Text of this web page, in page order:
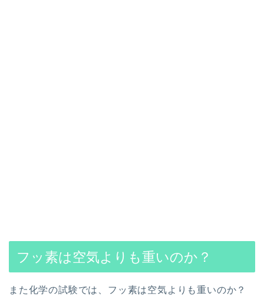
フッ素は空気よりも重いのか？
また化学の試験では、フッ素は空気よりも重いのか？